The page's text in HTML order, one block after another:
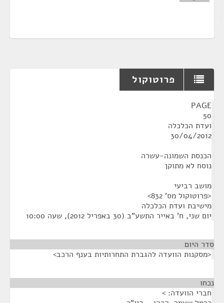
פרוטוקול
PAGE
50
ועדת הכלכלה
30/04/2012
הכנסת השמונה-עשרה
נוסח לא מתוקן
מושב רביעי
<פרוטוקול מס' 832>
מישיבת ועדת הכלכלה
יום שני, ח' באייר התשע"ב (30 באפריל 2012), שעה 10:00
סדר היום
<מסקנות הוועדה להגברת התחרותיות בענף הרכב>
נכחו
חברי הוועדה: >